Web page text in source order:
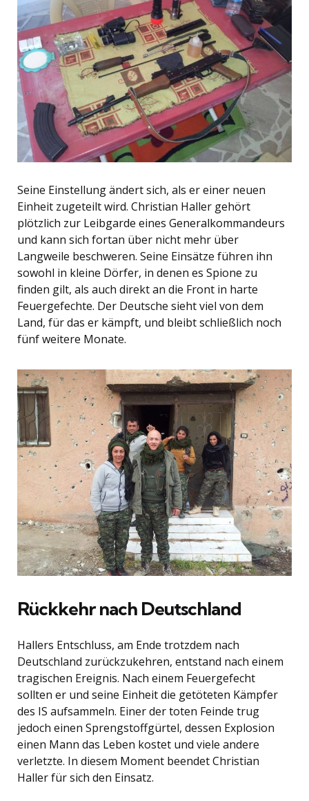
Seine Einstellung ändert sich, als er einer neuen
Einheit zugeteilt wird. Christian Haller gehört
plötzlich zur Leibgarde eines Generalkommandeurs
und kann sich fortan über nicht mehr über
Langweile beschweren. Seine Einsätze führen ihn
sowohl in kleine Dörfer, in denen es Spione zu
finden gilt, als auch direkt an die Front in harte
Feuergefechte. Der Deutsche sieht viel von dem
Land, für das er kämpft, und bleibt schließlich noch
fünf weitere Monate.
Rückkehr nach Deutschland
Hallers Entschluss, am Ende trotzdem nach
Deutschland zurückzukehren, entstand nach einem
tragischen Ereignis. Nach einem Feuergefecht
sollten er und seine Einheit die getöteten Kämpfer
des IS aufsammeln. Einer der toten Feinde trug
jedoch einen Sprengstoffgürtel, dessen Explosion
einen Mann das Leben kostet und viele andere
verletzte. In diesem Moment beendet Christian
Haller für sich den Einsatz.